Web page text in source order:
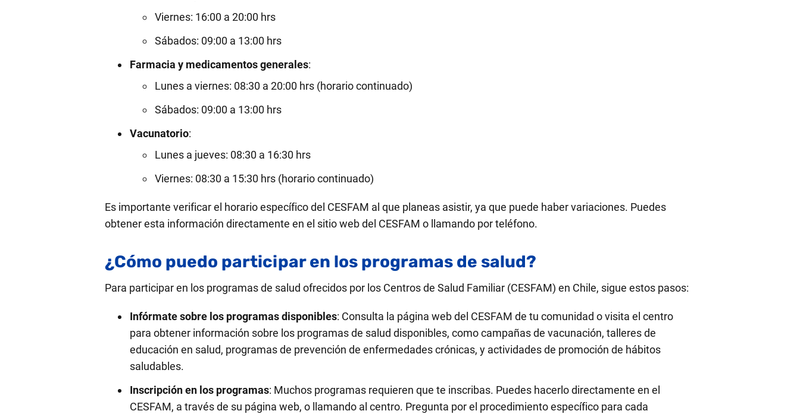
Viernes: 16:00 a 20:00 hrs
Sábados: 09:00 a 13:00 hrs
Farmacia y medicamentos generales:
Lunes a viernes: 08:30 a 20:00 hrs (horario continuado)
Sábados: 09:00 a 13:00 hrs
Vacunatorio:
Lunes a jueves: 08:30 a 16:30 hrs
Viernes: 08:30 a 15:30 hrs (horario continuado)
Es importante verificar el horario específico del CESFAM al que planeas asistir, ya que puede haber variaciones. Puedes
obtener esta información directamente en el sitio web del CESFAM o llamando por teléfono​.
¿Cómo puedo participar en los programas de salud?
Para participar en los programas de salud ofrecidos por los Centros de Salud Familiar (CESFAM) en Chile, sigue estos pasos:
Infórmate sobre los programas disponibles: Consulta la página web del CESFAM de tu comunidad o visita el centro
para obtener información sobre los programas de salud disponibles, como campañas de vacunación, talleres de
educación en salud, programas de prevención de enfermedades crónicas, y actividades de promoción de hábitos
saludables.
Inscripción en los programas: Muchos programas requieren que te inscribas. Puedes hacerlo directamente en el
CESFAM, a través de su página web, o llamando al centro. Pregunta por el procedimiento específico para cada